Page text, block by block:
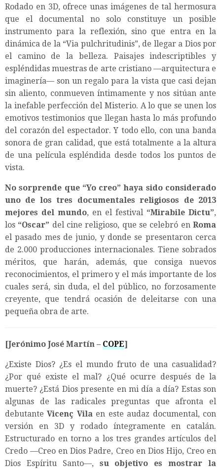
Rodado en 3D, ofrece unas imágenes de tal hermosura
que el documental no solo constituye un posible
instrumento para la reflexión, sino que entra en la
dinámica de la “Via pulchritudinis”, de llegar a Dios por
el camino de la belleza. Paisajes indescriptibles y
espléndidas muestras de arte cristiano —arquitectura e
imaginería— son un regalo para la vista que casi dejan
sin aliento, conmueven íntimamente y nos sitúan ante
la inefable perfección del Misterio. A lo que se unen los
emotivos testimonios que llegan hasta lo más profundo
del corazón del espectador. Y todo ello, con una banda
sonora de gran calidad, que está totalmente a la altura
de una película espléndida desde todos los puntos de
vista.
No sorprende que “Yo creo” haya sido considerado
uno de los tres documentales religiosos de 2013
mejores del mundo, en el festival “Mirabile Dictu”,
los “Oscar” del cine religioso, que se celebró enRoma
el pasado mes de junio, y donde se presentaron cerca
de 2.000 producciones internacionales. Tiene sobrados
méritos, que harán, además, que consiga nuevos
reconocimientos, el primero y el más importante de los
cuales será, sin duda, el del público, no forzosamente
creyente, que tendrá ocasión de deleitarse con una
pequeña obra de arte.
[Jerónimo José Martín – COPE]
¿Existe Dios? ¿Es el mundo fruto de una casualidad?
¿Por qué existe el mal? ¿Qué ocurre después de la
muerte? ¿Está Dios presente en mi día a día? Estas son
algunas de las radicales preguntas que afronta el
debutanteVicenç Vilaen este audaz documental, con
versión en 3D y rodado íntegramente en catalán.
Estructurado en torno a los tres grandes artículos del
Credo —Creo en Dios Padre, Creo en Dios Hijo, Creo en
Dios Espíritu Santo—, su objetivo es mostrar la